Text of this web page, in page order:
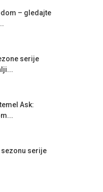
– gledajte
serije
Ask:
sezonu serije